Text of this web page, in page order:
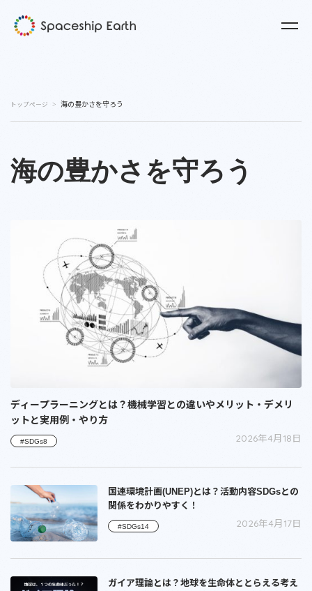
トップページ 海の豊かさを守ろう
海の豊かさを守ろう
ディープラーニングとは？機械学習との違いやメリット・デメリ
ットと実用例・やり方
#SDGs8 2026年4月18日
国連環境計画(UNEP)とは？活動内容SDGsとの
関係をわかりやすく！
#SDGs14 2026年4月17日
ガイア理論とは？地球を生命体ととらえる考え